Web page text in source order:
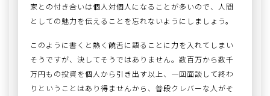
家との付き合いは個人対個人になることが多いので、人間
としての魅力を伝えることを忘れないようにしましょう。
このように書くと熱く饒舌に語ることに力を入れてしまい
そうですが、決してそうではありません。数百万から数千
万円もの投資を個人から引き出す以上、一回面談して終わ
りということはあり得ませんから、普段クレバーな人がそ